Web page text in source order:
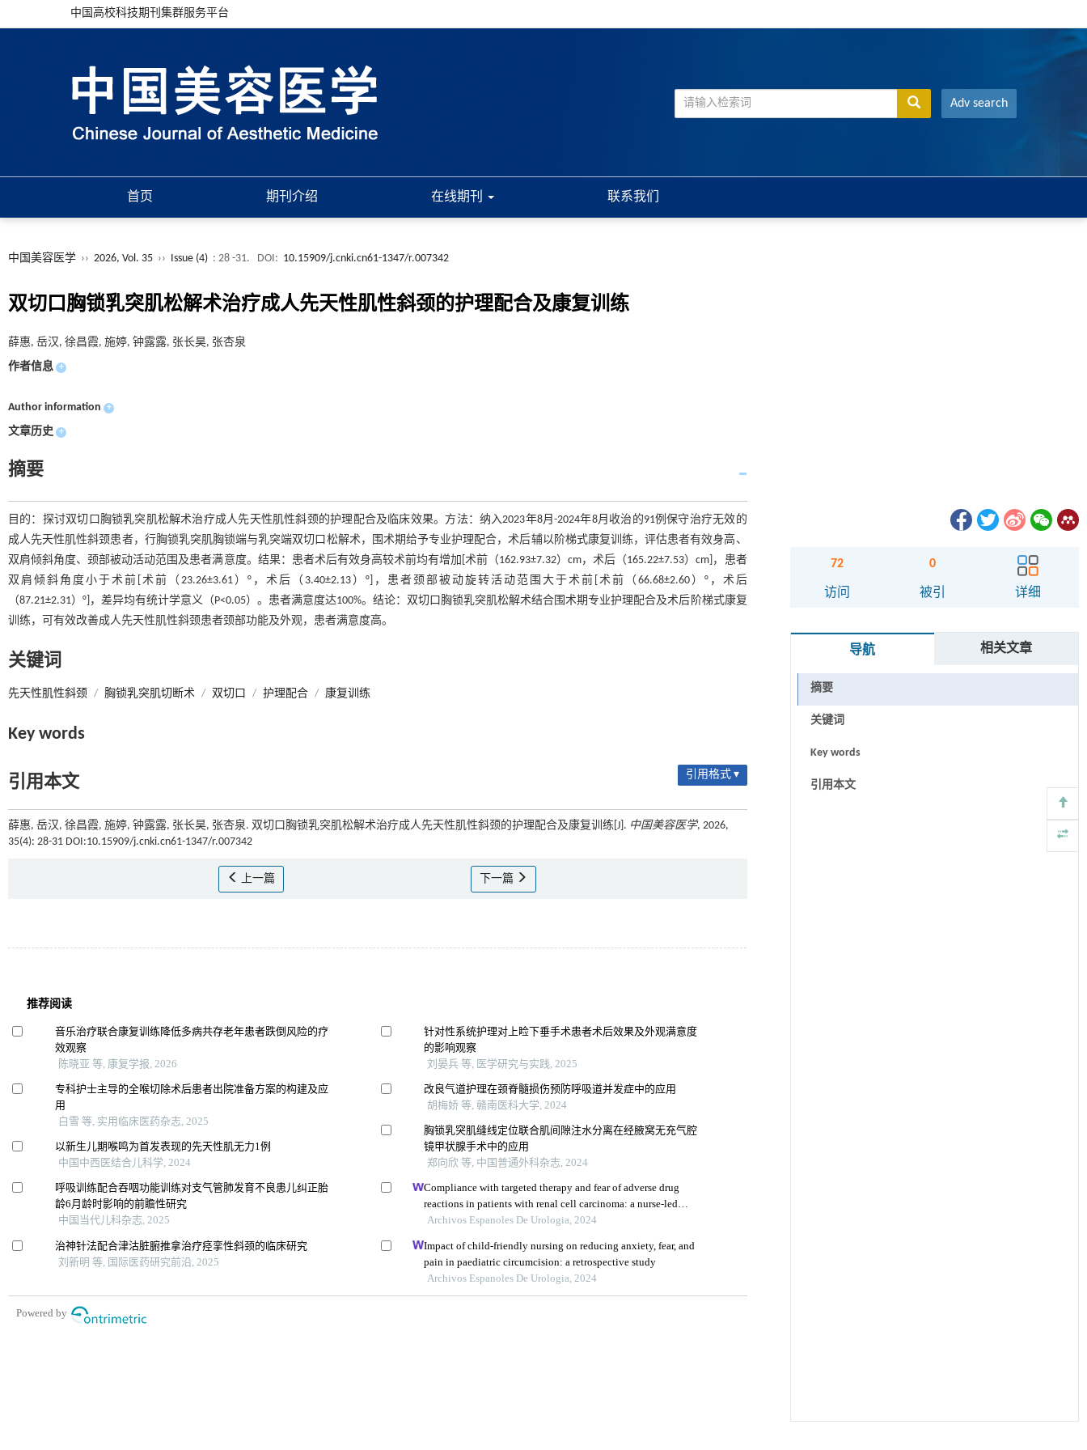
中国高校科技期刊集群服务平台
Adv search
首页 期刊介绍 在线期刊 联系我们
中国美容医学 ›› 2026, Vol. 35 ›› Issue (4) : 28 -31. DOI: 10.15909/j.cnki.cn61-1347/r.007342
双切口胸锁乳突肌松解术治疗成人先天性肌性斜颈的护理配合及康复训练
薛惠, 岳汉, 徐昌霞, 施婷, 钟露露, 张长昊, 张杏泉
作者信息 +
Author information +
文章历史 +
摘要
目的：探讨双切口胸锁乳突肌松解术治疗成人先天性肌性斜颈的护理配合及临床效果。方法：纳入2023年8月-2024年8月收治的91例保守治疗无效的
成人先天性肌性斜颈患者，行胸锁乳突肌胸锁端与乳突端双切口松解术，围术期给予专业护理配合，术后辅以阶梯式康复训练，评估患者有效身高、
双肩倾斜角度、颈部被动活动范围及患者满意度。结果：患者术后有效身高较术前均有增加[术前（162.93±7.32）cm，术后（165.22±7.53）cm]，患者
双肩倾斜角度小于术前[术前（23.26±3.61）°，术后（3.40±2.13）°]，患者颈部被动旋转活动范围大于术前[术前（66.68±2.60）°，术后
（87.21±2.31）°]，差异均有统计学意义（P<0.05）。患者满意度达100%。结论：双切口胸锁乳突肌松解术结合围术期专业护理配合及术后阶梯式康复
训练，可有效改善成人先天性肌性斜颈患者颈部功能及外观，患者满意度高。
关键词
先天性肌性斜颈 / 胸锁乳突肌切断术 / 双切口 / 护理配合 / 康复训练
Key words
引用本文 引用格式 ▾
薛惠, 岳汉, 徐昌霞, 施婷, 钟露露, 张长昊, 张杏泉. 双切口胸锁乳突肌松解术治疗成人先天性肌性斜颈的护理配合及康复训练[J]. 中国美容医学, 2026,
35(4): 28-31 DOI:10.15909/j.cnki.cn61-1347/r.007342
上一篇 下一篇
72
访问
0
被引 详细
导航 相关文章
摘要
关键词
Key words
引用本文